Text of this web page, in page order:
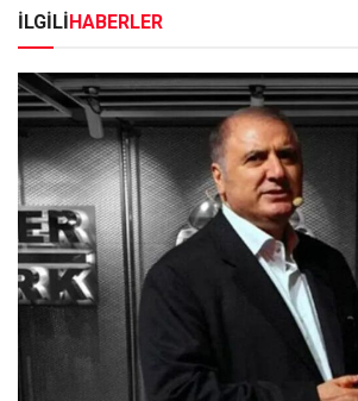
İLGİLİHABERLER